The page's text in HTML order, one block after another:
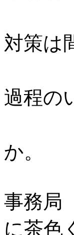
の
対策
ま
過程の
チ
事務
に茶色